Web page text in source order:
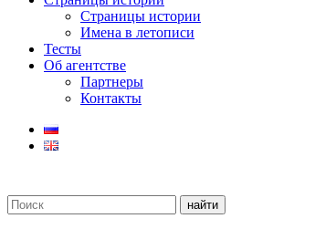
Страницы истории
Имена в летописи
Тесты
Об агентстве
Партнеры
Контакты